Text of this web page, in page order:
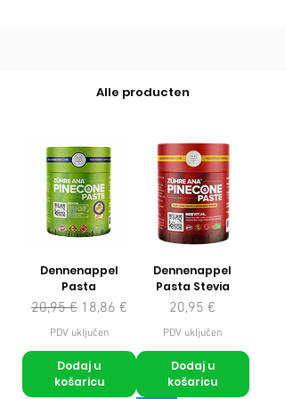
Alle producten
Dennenappel
Pasta
Redovna cijena
20,95 € Cijena s popustom
18,86 €
PDV uključen
Dodaj u
košaricu
Dennenappel
Pasta Stevia
Cijena
20,95 €
PDV uključen
Dodaj u
košaricu